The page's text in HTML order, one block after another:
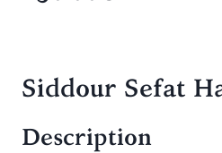
Siddour Sefat
Description